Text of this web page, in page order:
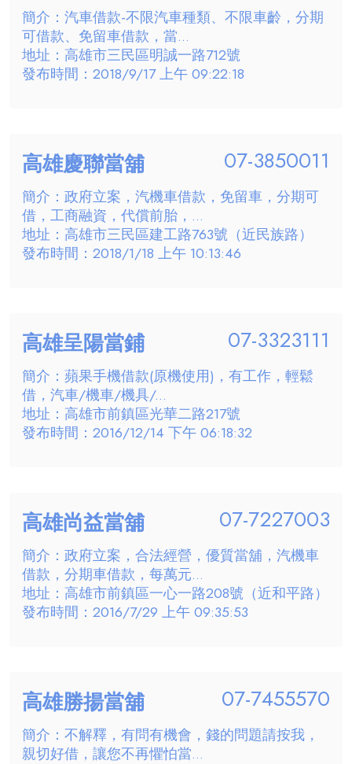
簡介：汽車借款-不限汽車種類、不限車齡，分期
可借款、免留車借款，當...
地址：高雄市三民區明誠一路712號
發布時間：2018/9/17 上午 09:22:18
高雄慶聯當舖 07-3850011
簡介：政府立案，汽機車借款，免留車，分期可
借，工商融資，代償前胎，...
地址：高雄市三民區建工路763號（近民族路）
發布時間：2018/1/18 上午 10:13:46
高雄呈陽當鋪 07-3323111
簡介：蘋果手機借款(原機使用)，有工作，輕鬆
借，汽車/機車/機具/...
地址：高雄市前鎮區光華二路217號
發布時間：2016/12/14 下午 06:18:32
高雄尚益當舖 07-7227003
簡介：政府立案，合法經營，優質當舖，汽機車
借款，分期車借款，每萬元...
地址：高雄市前鎮區一心一路208號（近和平路）
發布時間：2016/7/29 上午 09:35:53
高雄勝揚當舖 07-7455570
簡介：不解釋，有問有機會，錢的問題請按我，
親切好借，讓您不再懼怕當...